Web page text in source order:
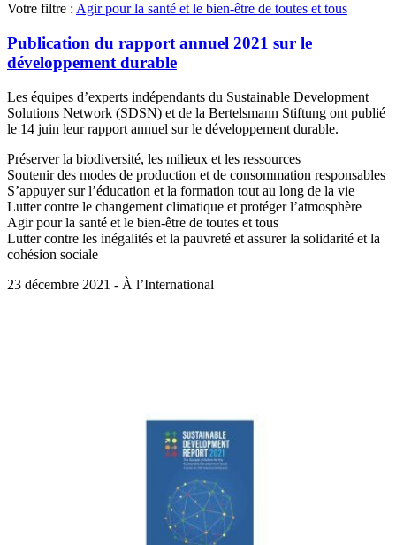
Votre filtre : Agir pour la santé et le bien-être de toutes et tous
Publication du rapport annuel 2021 sur le
développement durable
Les équipes d’experts indépendants du Sustainable Development
Solutions Network (SDSN) et de la Bertelsmann Stiftung ont publié
le 14 juin leur rapport annuel sur le développement durable.
Préserver la biodiversité, les milieux et les ressources
Soutenir des modes de production et de consommation responsables
S’appuyer sur l’éducation et la formation tout au long de la vie
Lutter contre le changement climatique et protéger l’atmosphère
Agir pour la santé et le bien-être de toutes et tous
Lutter contre les inégalités et la pauvreté et assurer la solidarité et la
cohésion sociale
23 décembre 2021 - À l’International